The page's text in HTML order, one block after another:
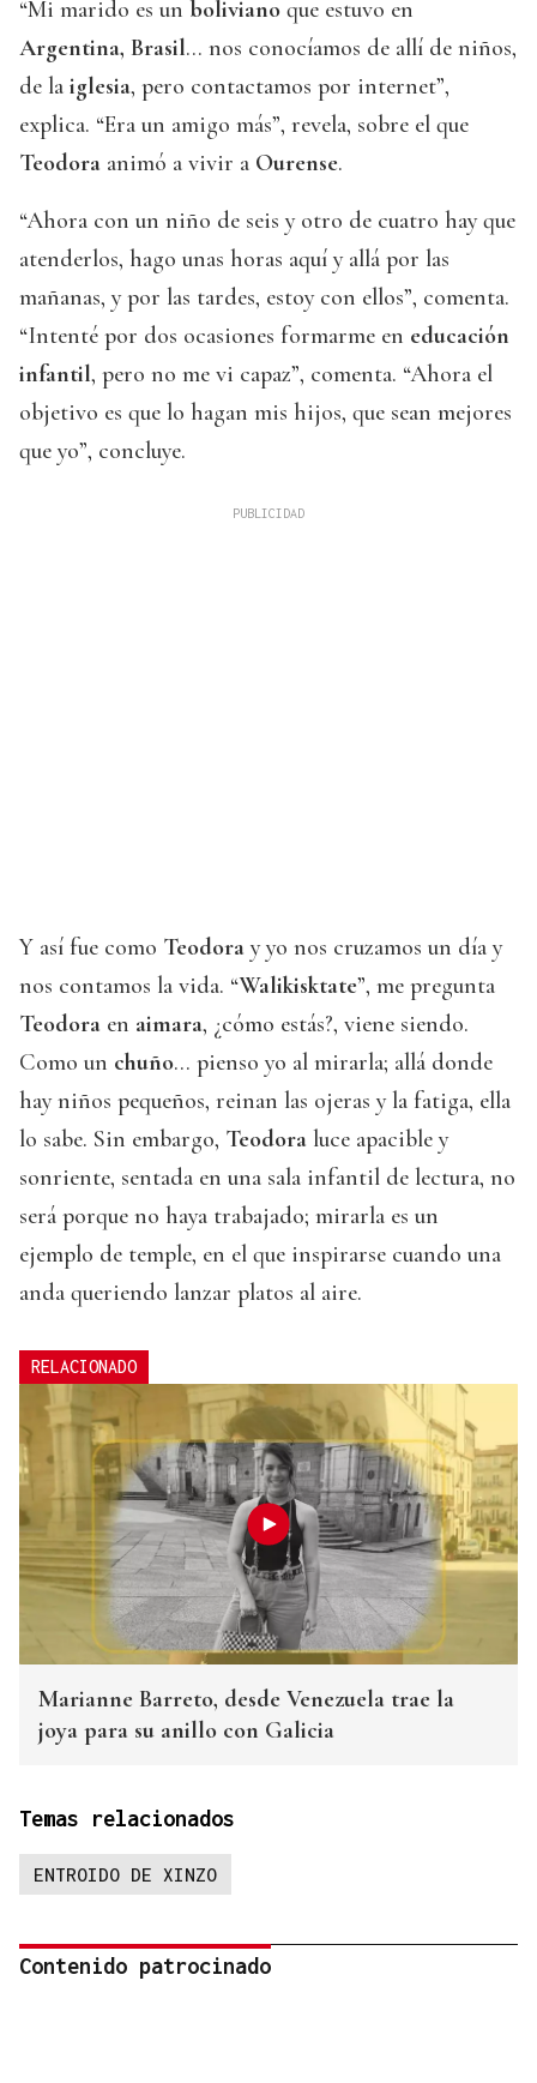
“Mi marido es un boliviano que estuvo en
Argentina, Brasil… nos conocíamos de allí de niños,
de la iglesia, pero contactamos por internet”,
explica. “Era un amigo más”, revela, sobre el que
Teodora animó a vivir a Ourense.
“Ahora con un niño de seis y otro de cuatro hay que
atenderlos, hago unas horas aquí y allá por las
mañanas, y por las tardes, estoy con ellos”, comenta.
“Intenté por dos ocasiones formarme en educación
infantil, pero no me vi capaz”, comenta. “Ahora el
objetivo es que lo hagan mis hijos, que sean mejores
que yo”, concluye.
Y así fue como Teodora y yo nos cruzamos un día y
nos contamos la vida. “Walikisktate”, me pregunta
Teodora en aimara, ¿cómo estás?, viene siendo.
Como un chuño… pienso yo al mirarla; allá donde
hay niños pequeños, reinan las ojeras y la fatiga, ella
lo sabe. Sin embargo, Teodora luce apacible y
sonriente, sentada en una sala infantil de lectura, no
será porque no haya trabajado; mirarla es un
ejemplo de temple, en el que inspirarse cuando una
anda queriendo lanzar platos al aire.
RELACIONADO
Marianne Barreto, desde Venezuela trae la
joya para su anillo con Galicia
Temas relacionados
ENTROIDO DE XINZO
Contenido patrocinado